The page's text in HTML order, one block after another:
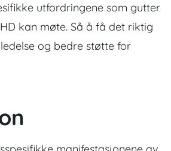
utfordringene som gutter
kan møte. Så å få det riktig
og bedre støtte for